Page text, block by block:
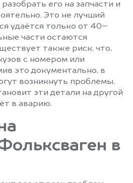
его на запчасти и
Это не лучший
удаётся только от 40–
части остаются
также риск, что,
с номером или
это документально, в
возникнуть проблемы,
эти детали на другой
в аварию.
в